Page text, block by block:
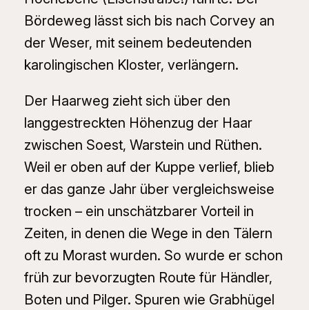
Bördeweg lässt sich bis nach Corvey an
der Weser, mit seinem bedeutenden
karolingischen Kloster, verlängern.
Der Haarweg zieht sich über den
langgestreckten Höhenzug der Haar
zwischen Soest, Warstein und Rüthen.
Weil er oben auf der Kuppe verlief, blieb
er das ganze Jahr über vergleichsweise
trocken – ein unschätzbarer Vorteil in
Zeiten, in denen die Wege in den Tälern
oft zu Morast wurden. So wurde er schon
früh zur bevorzugten Route für Händler,
Boten und Pilger. Spuren wie Grabhügel